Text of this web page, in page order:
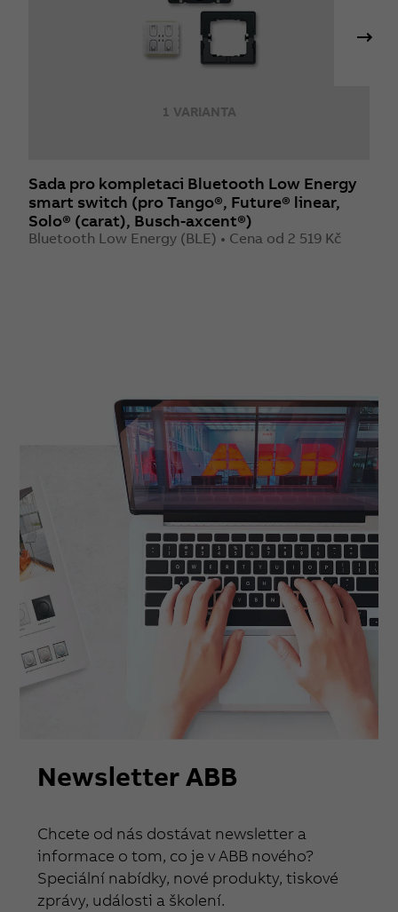
1 VARIANTA
Sada pro kompletaci Bluetooth Low Energy
smart switch (pro Tango®, Future® linear,
Solo® (carat), Busch-axcent®)
Bluetooth Low Energy (BLE) • Cena od 2 519 Kč
Newsletter ABB
Chcete od nás dostávat newsletter a
informace o tom, co je v ABB nového?
Speciální nabídky, nové produkty, tiskové
zprávy, události a školení.